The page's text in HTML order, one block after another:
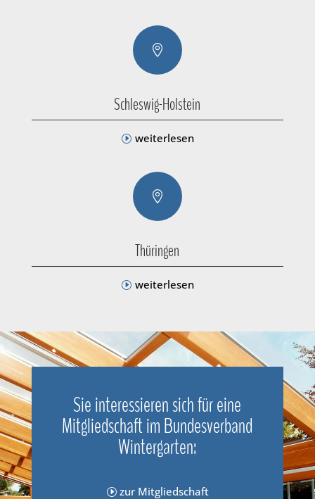

Schleswig-Holstein
weiterlesen

Thüringen
weiterlesen
Sie interessieren sich für eine
Mitgliedschaft im Bundesverband
Wintergarten:
zur Mitgliedschaft